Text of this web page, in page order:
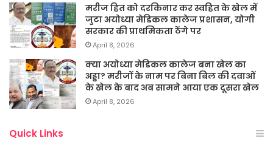
मरीज हित को दरकिनार कर स्वहित के खेल में
जुटा अयोध्या मेडिकल कालेज प्रशासन, योगी
सरकार की प्राथमिकता ठेंगे पर
April 8, 2026
क्या अयोध्या मेडिकल कालेज बना खेल का
अड्डा? मरीजों के नाम पर बिना बिल की दवाओं
के खेल के बाद अब सामने आया एक दूसरा खेल
April 8, 2026
Quick Links